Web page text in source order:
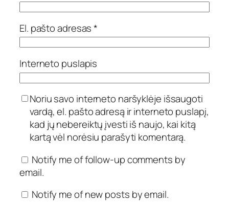
El. pašto adresas*
Interneto puslapis
Noriu savo interneto naršyklėje išsaugoti
vardą, el. pašto adresą ir interneto puslapį,
kad jų nebereiktų įvesti iš naujo, kai kitą
kartą vėl norėsiu parašyti komentarą.
Notify me of follow-up comments by
email.
Notify me of new posts by email.